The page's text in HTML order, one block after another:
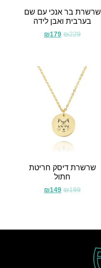
שרשרת בר אנכי עם שם
בערבית ואבן לידה
₪229
₪179
שרשרת דיסק חריטת
חתול
₪199
₪149